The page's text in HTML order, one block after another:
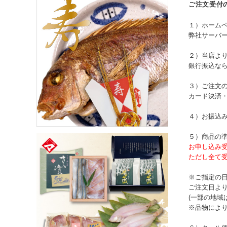
ご注文受付
１）ホーム
弊社サーバ
２）当店よ
銀行振込な
３）ご注文
カード決済
４）お振込
５）商品の
お申し込み
ただし全て
※ご指定の
ご注文日よ
(一部の地域
※品物によ